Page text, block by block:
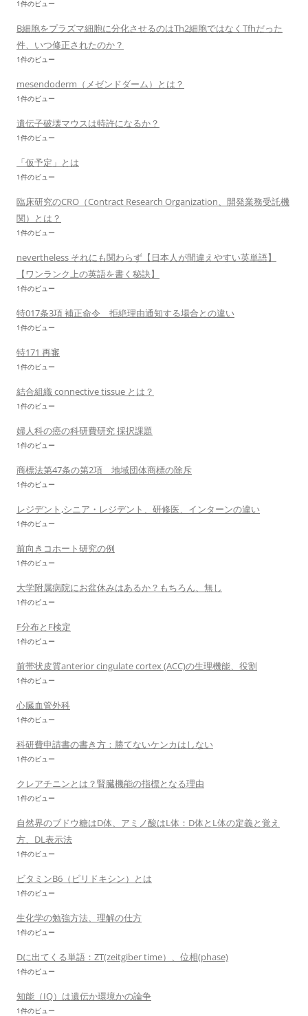
1件のビュー
B細胞をプラズマ細胞に分化させるのはTh2細胞ではなくTfhだった
件、いつ修正されたのか？
1件のビュー
mesendoderm（メゼンドダーム）とは？
1件のビュー
遺伝子破壊マウスは特許になるか？
1件のビュー
「仮予定」とは
1件のビュー
臨床研究のCRO（Contract Research Organization、開発業務受託機
関）とは？
1件のビュー
nevertheless それにも関わらず【日本人が間違えやすい英単語】
【ワンランク上の英語を書く秘訣】
1件のビュー
特017条3項 補正命令 拒絶理由通知する場合との違い
1件のビュー
特171 再審
1件のビュー
結合組織 connective tissue とは？
1件のビュー
婦人科の癌の科研費研究 採択課題
1件のビュー
商標法第47条の第2項 地域団体商標の除斥
1件のビュー
レジデント,シニア・レジデント、研修医、インターンの違い
1件のビュー
前向きコホート研究の例
1件のビュー
大学附属病院にお盆休みはあるか？もちろん、無し
1件のビュー
F分布とF検定
1件のビュー
前帯状皮質anterior cingulate cortex (ACC)の生理機能、役割
1件のビュー
心臓血管外科
1件のビュー
科研費申請書の書き方：勝てないケンカはしない
1件のビュー
クレアチニンとは？腎臓機能の指標となる理由
1件のビュー
自然界のブドウ糖はD体、アミノ酸はL体：D体とL体の定義と覚え
方、DL表示法
1件のビュー
ビタミンB6（ピリドキシン）とは
1件のビュー
生化学の勉強方法、理解の仕方
1件のビュー
Dに出てくる単語：ZT(zeitgiber time）、位相(phase)
1件のビュー
知能（IQ）は遺伝か環境かの論争
1件のビュー